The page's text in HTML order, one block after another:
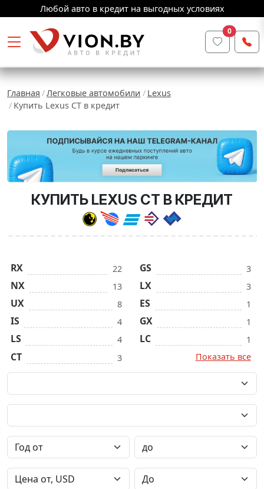
Любой авто в кредит на выгодных условиях
0
Главная Легковые автомобили
Lexus
Купить Lexus CT в кредит
КУПИТЬ LEXUS CT В КРЕДИТ
RX 22
NX 13
UX 8
IS 4
LS 4
CT 3
GS 3
LX 3
ES 1
GX 1
LC
1
Показать все